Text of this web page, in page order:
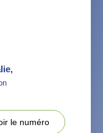
,
le numéro